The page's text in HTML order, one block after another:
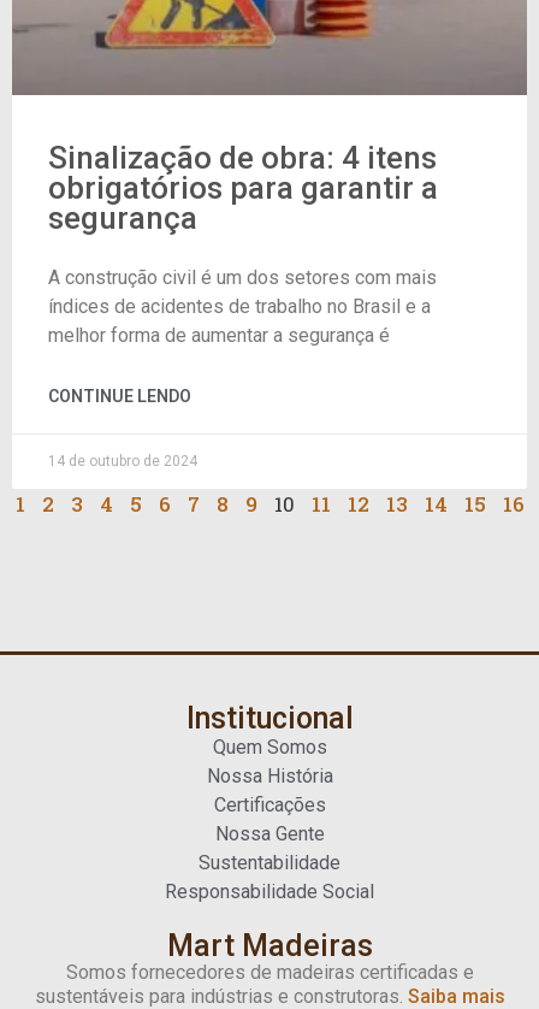
Sinalização de obra: 4 itens
obrigatórios para garantir a
segurança
A construção civil é um dos setores com mais
índices de acidentes de trabalho no Brasil e a
melhor forma de aumentar a segurança é
CONTINUE LENDO
14 de outubro de 2024
1 2 3 4 5 6 7 8 9 10 11 12 13 14 15 16
Institucional
Quem Somos
Nossa História
Certificações
Nossa Gente
Sustentabilidade
Responsabilidade Social
Mart Madeiras
Somos fornecedores de madeiras certificadas e
sustentáveis para indústrias e construtoras. Saiba mais